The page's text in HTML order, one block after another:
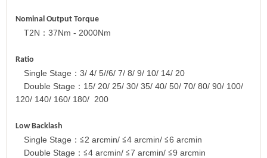
Nominal Output Torque
T2N ： 37Nm - 2000Nm
Ratio
Single Stage ： 3/ 4/ 5//6/ 7/ 8/ 9/ 10/ 14/ 20
Double Stage ： 15/ 20/ 25/ 30/ 35/ 40/ 50/ 70/ 80/ 90/ 100/
120/ 140/ 160/ 180/ 200
Low Backlash
Single Stage ： ≦2 arcmin/ ≦4 arcmin/ ≦6 arcmin
Double Stage ： ≦4 arcmin/ ≦7 arcmin/ ≦9 arcmin